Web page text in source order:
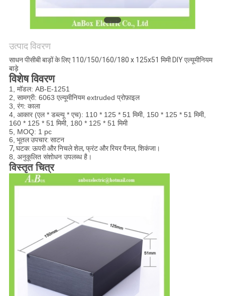
उत्पाद विवरण
साधन पीसीबी बाड़ों के लिए 110/150/160/180 x 125x51 मिमी DIY एल्यूमीनियम
बाड़े
विशेष विवरण
1, मॉडल: AB-E-1251
2, सामग्री: 6063 एल्यूमीनियम extruded प्रोफ़ाइल
3, रंग: काला
4, आकार (एल * डब्ल्यू * एच): 110 * 125 * 51 मिमी, 150 * 125 * 51 मिमी,
160 * 125 * 51 मिमी, 180 * 125 * 51 मिमी
5, MOQ: 1 pc
6, भूतल उपचार: साटन
7, घटक: ऊपरी और निचले शेल, फ्रंट और रियर पैनल, शिकंजा।
8, अनुकूलित संशोधन उपलब्ध है।
विस्तृत चित्र